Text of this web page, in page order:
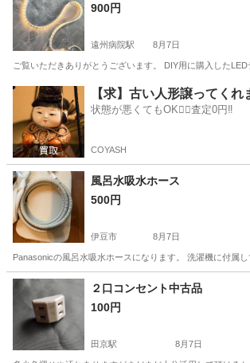
900円
遠州病院駅 8月7日
ご覧いただきありがとうございます。 DIY用に購入した
静岡 浜松市 遠州病院駅 その他 LED
【求】古い人形譲ってくれ
状態が悪くてもOK🙆‍♀️査定0円‼️
COYASH
風呂水吸水ホース
500円
伊豆市 8月7日
Panasonicの風呂水吸水ホースになります。 洗濯機に付属
静岡 伊豆市 生活家電
２口コンセント中古品
100円
田京駅 8月7日